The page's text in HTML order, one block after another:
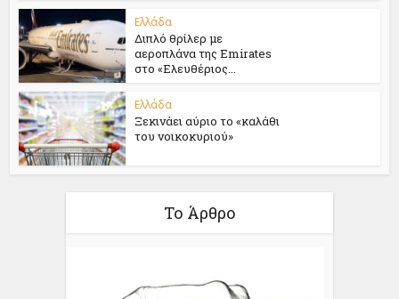
Ελλάδα
Διπλό θρίλερ με
αεροπλάνα της Emirates
στο «Ελευθέριος...
Ελλάδα
Ξεκινάει αύριο το «καλάθι
του νοικοκυριού»
Το Άρθρο